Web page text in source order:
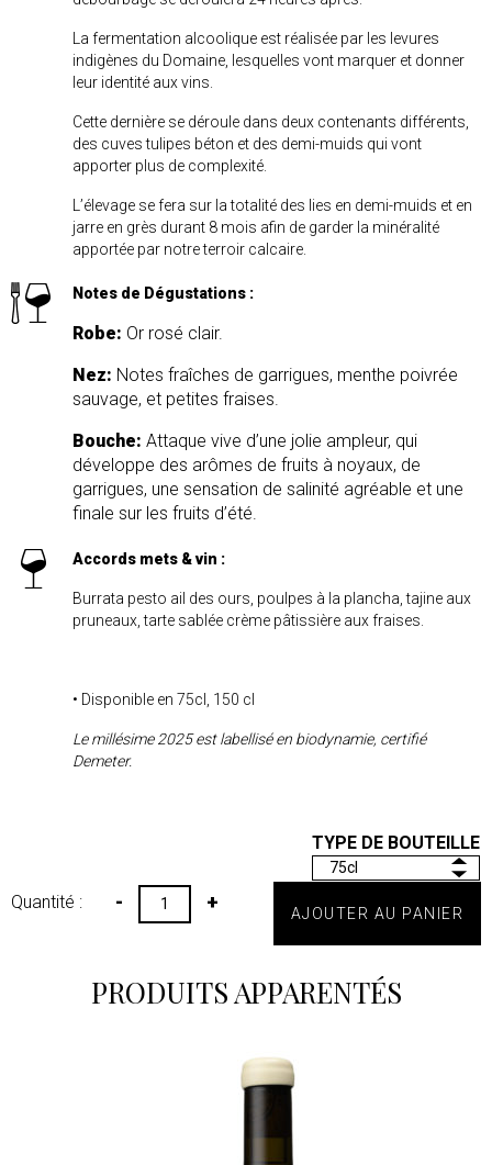
La fermentation alcoolique est réalisée par les levures
indigènes du Domaine, lesquelles vont marquer et donner
leur identité aux vins.
Cette dernière se déroule dans deux contenants différents,
des cuves tulipes béton et des demi-muids qui vont
apporter plus de complexité.
L’élevage se fera sur la totalité des lies en demi-muids et en
jarre en grès durant 8 mois afin de garder la minéralité
apportée par notre terroir calcaire.
Notes de Dégustations :
Robe: Or rosé clair.
Nez: Notes fraîches de garrigues, menthe poivrée
sauvage, et petites fraises.
Bouche: Attaque vive d’une jolie ampleur, qui
développe des arômes de fruits à noyaux, de
garrigues, une sensation de salinité agréable et une
finale sur les fruits d’été.
Accords mets & vin :
Burrata pesto ail des ours, poulpes à la plancha, tajine aux
pruneaux, tarte sablée crème pâtissière aux fraises.
• Disponible en 75cl, 150 cl
Le millésime 2025 est labellisé en biodynamie, certifié
Demeter.
TYPE DE BOUTEILLE
Quantité : - + AJOUTER AU PANIER
PRODUITS APPARENTÉS